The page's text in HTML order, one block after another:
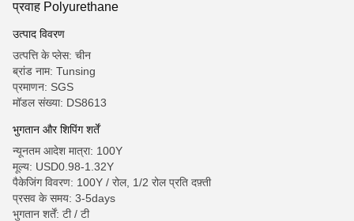
प्रवाह Polyurethane
उत्पाद विवरण
उत्पत्ति के प्लेस: चीन
ब्रांड नाम: Tunsing
प्रमाणन: SGS
मॉडल संख्या: DS8613
भुगतान और शिपिंग शर्तें
न्यूनतम आदेश मात्रा: 100Y
मूल्य: USD0.98-1.32Y
पैकेजिंग विवरण: 100Y / रोल, 1/2 रोल प्रति दफ़्ती
प्रसव के समय: 3-5days
भुगतान शर्तें: टी / टी